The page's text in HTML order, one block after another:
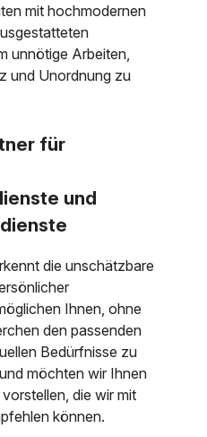
mit hochmodernen
unnötige Arbeiten,
und Unordnung zu
für
und
die unschätzbare
Ihnen, ohne
den passenden
Bedürfnisse zu
möchten wir Ihnen
die wir mit
können.